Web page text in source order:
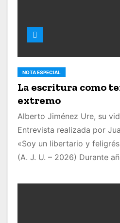
NOTA ESPECIAL
La escritura como
extremo
Alberto Jiménez Ure, su
Entrevista realizada por
«Soy un libertario y
(A. J. U. – 2026) Durante